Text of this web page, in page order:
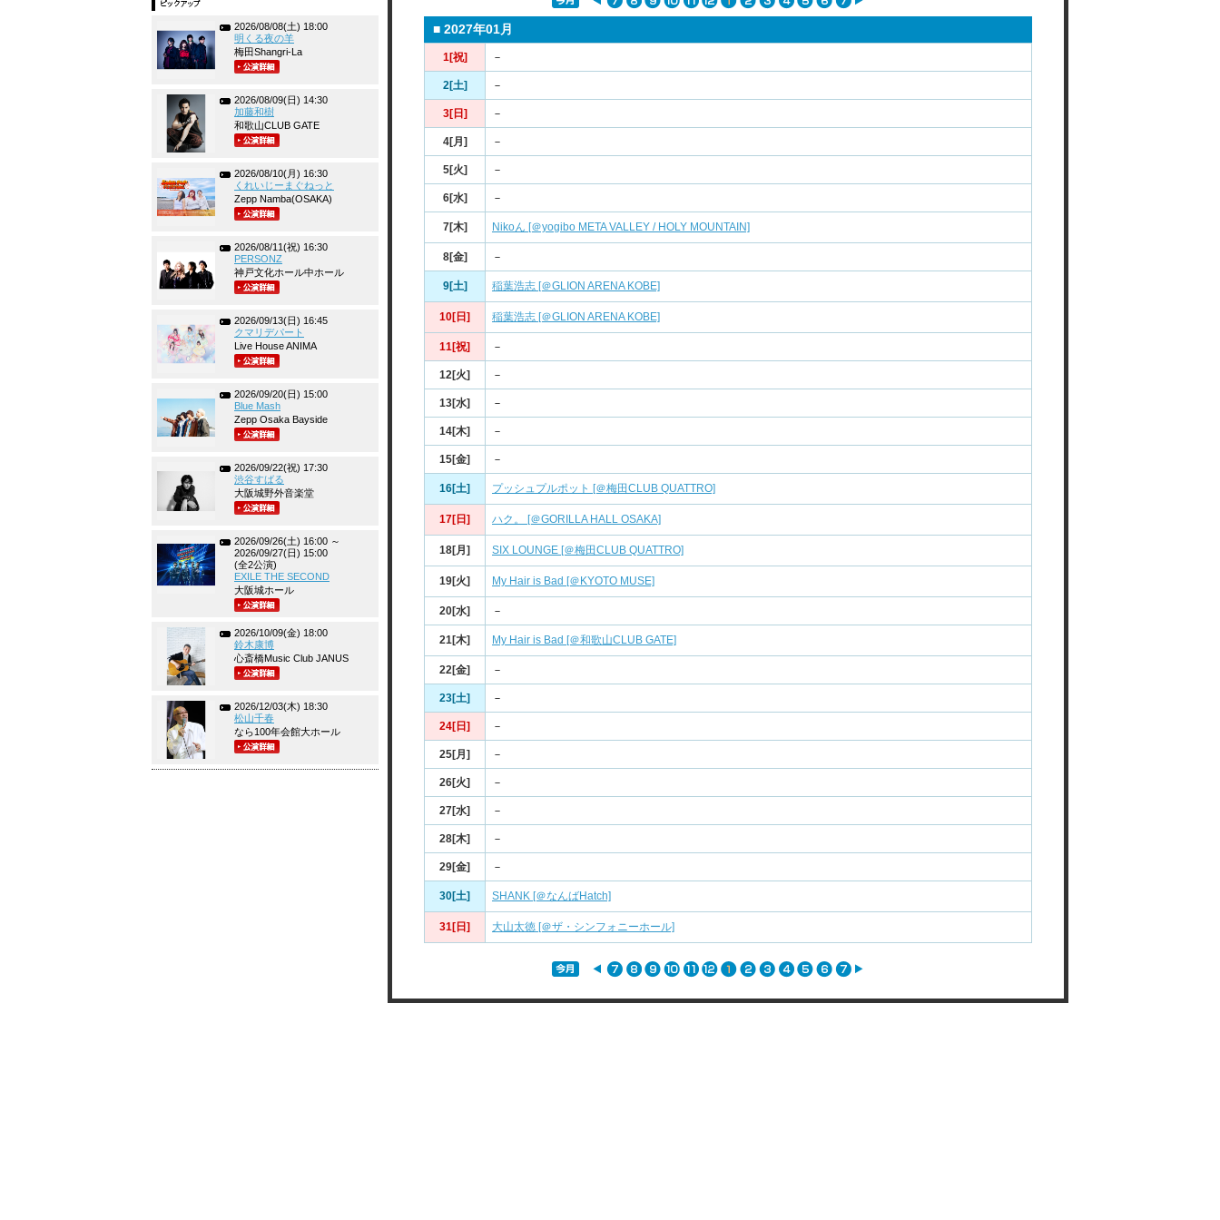
■ 2027年01月
1[祝] －
2[土] －
3[日] －
4[月] －
5[火] －
6[水] －
7[木] Nikoん [＠yogibo META VALLEY / HOLY MOUNTAIN]
8[金] －
9[土] 稲葉浩志 [＠GLION ARENA KOBE]
10[日] 稲葉浩志 [＠GLION ARENA KOBE]
11[祝] －
12[火] －
13[水] －
14[木] －
15[金] －
16[土] プッシュプルポット [＠梅田CLUB QUATTRO]
17[日] ハク。 [＠GORILLA HALL OSAKA]
18[月] SIX LOUNGE [＠梅田CLUB QUATTRO]
19[火] My Hair is Bad [＠KYOTO MUSE]
20[水] －
21[木] My Hair is Bad [＠和歌山CLUB GATE]
22[金] －
23[土] －
24[日] －
25[月] －
26[火] －
27[水] －
28[木] －
29[金] －
30[土] SHANK [＠なんばHatch]
31[日] 大山太徳 [＠ザ・シンフォニーホール]
2026/08/08(土) 18:00
明くる夜の羊
梅田Shangri-La
2026/08/09(日) 14:30
加藤和樹
和歌山CLUB GATE
2026/08/10(月) 16:30
くれいじーまぐねっと
Zepp Namba(OSAKA)
2026/08/11(祝) 16:30
PERSONZ
神戸文化ホール中ホール
2026/09/13(日) 16:45
クマリデパート
Live House ANIMA
2026/09/20(日) 15:00
Blue Mash
Zepp Osaka Bayside
2026/09/22(祝) 17:30
渋谷すばる
大阪城野外音楽堂
2026/09/26(土) 16:00 ～
2026/09/27(日) 15:00
(全2公演)
EXILE THE SECOND
大阪城ホール
2026/10/09(金) 18:00
鈴木康博
心斎橋Music Club JANUS
2026/12/03(木) 18:30
松山千春
なら100年会館大ホール